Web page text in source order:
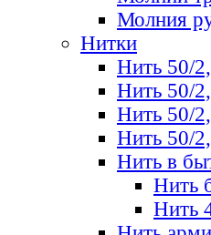
Молния
Нитки
Нить 50/
Нить 50/
Нить 50/
Нить 50/
Нить в
Нить
Нить